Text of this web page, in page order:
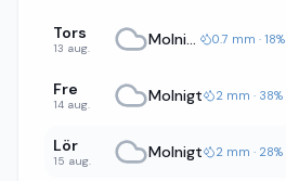
Tors
13 aug. Molnigt 0.7 mm · 18%
Fre
14 aug. Molnigt 2 mm · 38%
Lör
15 aug. Molnigt 2 mm · 28%